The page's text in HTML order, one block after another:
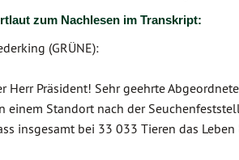
zum Nachlesen im Transkript:
(GRÜNE):
Herr Präsident! Sehr geehrte
einem Standort nach der
insgesamt bei 33 033 Tieren das